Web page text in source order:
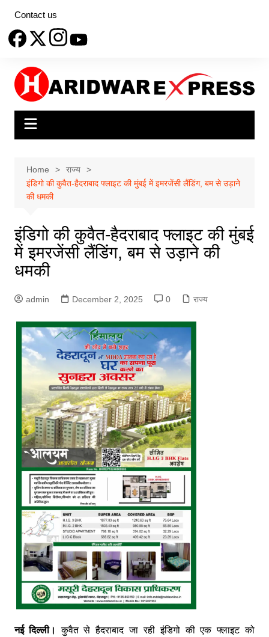
content
Contact us
Home
राज्य
इंडिगो की कुवैत-हैदराबाद फ्लाइट की मुंबई में इमरजेंसी लैंडिंग, बम से उड़ाने
की धमकी
इंडिगो की कुवैत-हैदराबाद फ्लाइट की मुंबई
में इमरजेंसी लैंडिंग, बम से उड़ाने की
धमकी
admin December 2, 2025 0 राज्य
नई दिल्ली। कुवैत से हैदराबाद जा रही इंडिगो की एक फ्लाइट को